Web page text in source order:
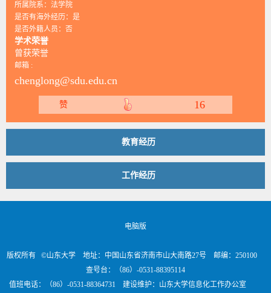
所属院系：法学院
是否有海外经历：是
是否外籍人员：否
学术荣誉
曾获荣誉
邮箱 :
chenglong@sdu.edu.cn
赞 16
教育经历
工作经历
电脑版
版权所有 ©山东大学 地址：中国山东省济南市山大南路27号 邮编：250100
查号台：（86）-0531-88395114
值班电话：（86）-0531-88364731 建设维护：山东大学信息化工作办公室